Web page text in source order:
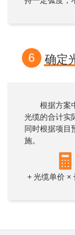
6 确定
根据方案
光缆的合计实
同时根据项目
施。
+ 光缆单价 ×